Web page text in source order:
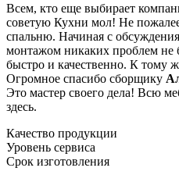
Всем, кто еще выбирает
советую Кухни мол! Не
спальню. Начиная с обсуждения
монтажом никаких проблем не
быстро и качественно. К тому
Огромное спасибо сборщику
Это мастер своего дела! Всю
здесь.
Качество продукции
Уровень сервиса
Срок изготовления